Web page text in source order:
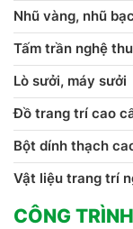
Nhũ vàng, nhũ
Tấm trần nghệ
Lò sưởi, máy sưởi
Đồ trang trí cao
Bột dính thạch
Vật liệu trang trí
CÔNG